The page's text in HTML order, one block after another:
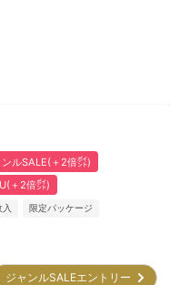
ンルSALE(＋2倍㌽)
＋2倍㌽)
入 限定パッケージ
ジャンルSALEエントリー